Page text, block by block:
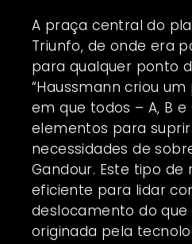
A praça central do
Triunfo, de onde era
para qualquer ponto
“Haussmann criou
em que todos – A, B
elementos para suprir
necessidades de
Gandour. Este tipo de
eficiente para lidar
deslocamento do
originada pela